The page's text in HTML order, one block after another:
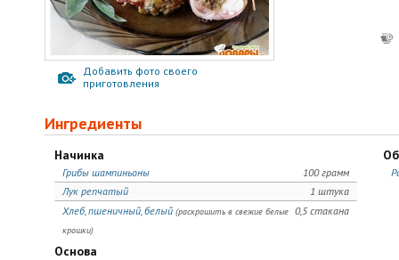
Добавить фото своего
приготовления
Ингредиенты
Начинка
100 грамм
Грибы шампиньоны
1 штука
Лук репчатый
0,5 стакана
Хлеб, пшеничный, белый (раскрошить в свежие белые
крошки)
Основа